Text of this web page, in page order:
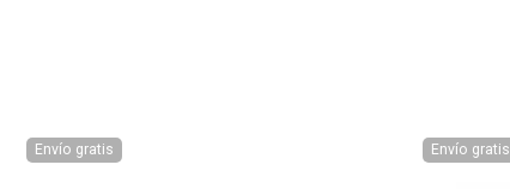
Envío gratis Envío gratis